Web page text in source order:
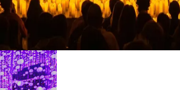
cinéma